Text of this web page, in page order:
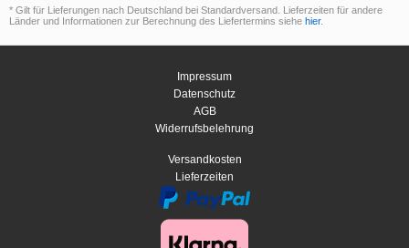
* Gilt für Lieferungen nach Deutschland bei Standardversand. Lieferzeiten für andere
Länder und Informationen zur Berechnung des Liefertermins siehe hier.
Impressum
Datenschutz
AGB
Widerrufsbelehrung
Versandkosten
Lieferzeiten